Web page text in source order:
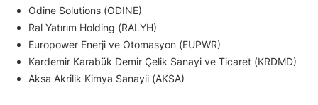
Odine Solutions (ODINE)
Ral Yatırım Holding (RALYH)
Europower Enerji ve Otomasyon (EUPWR)
Kardemir Karabük Demir Çelik Sanayi ve Ticaret (KRDMD)
Aksa Akrilik Kimya Sanayii (AKSA)